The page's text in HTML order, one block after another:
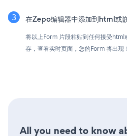
在Zepo编辑器中添加到html或
将以上Form 片段粘贴到任何接受
存，查看实时页面，您的Form 将出现！
All you need to know